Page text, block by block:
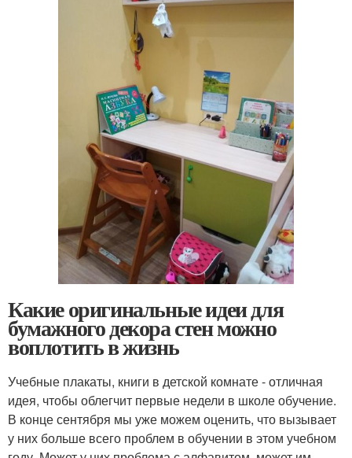
Какие оригинальные идеи для
бумажного декора стен можно
воплотить в жизнь
Учебные плакаты, книги в детской комнате - отличная
идея, чтобы облегчит первые недели в школе обучение.
В конце сентября мы уже можем оценить, что вызывает
у них больше всего проблем в обучении в этом учебном